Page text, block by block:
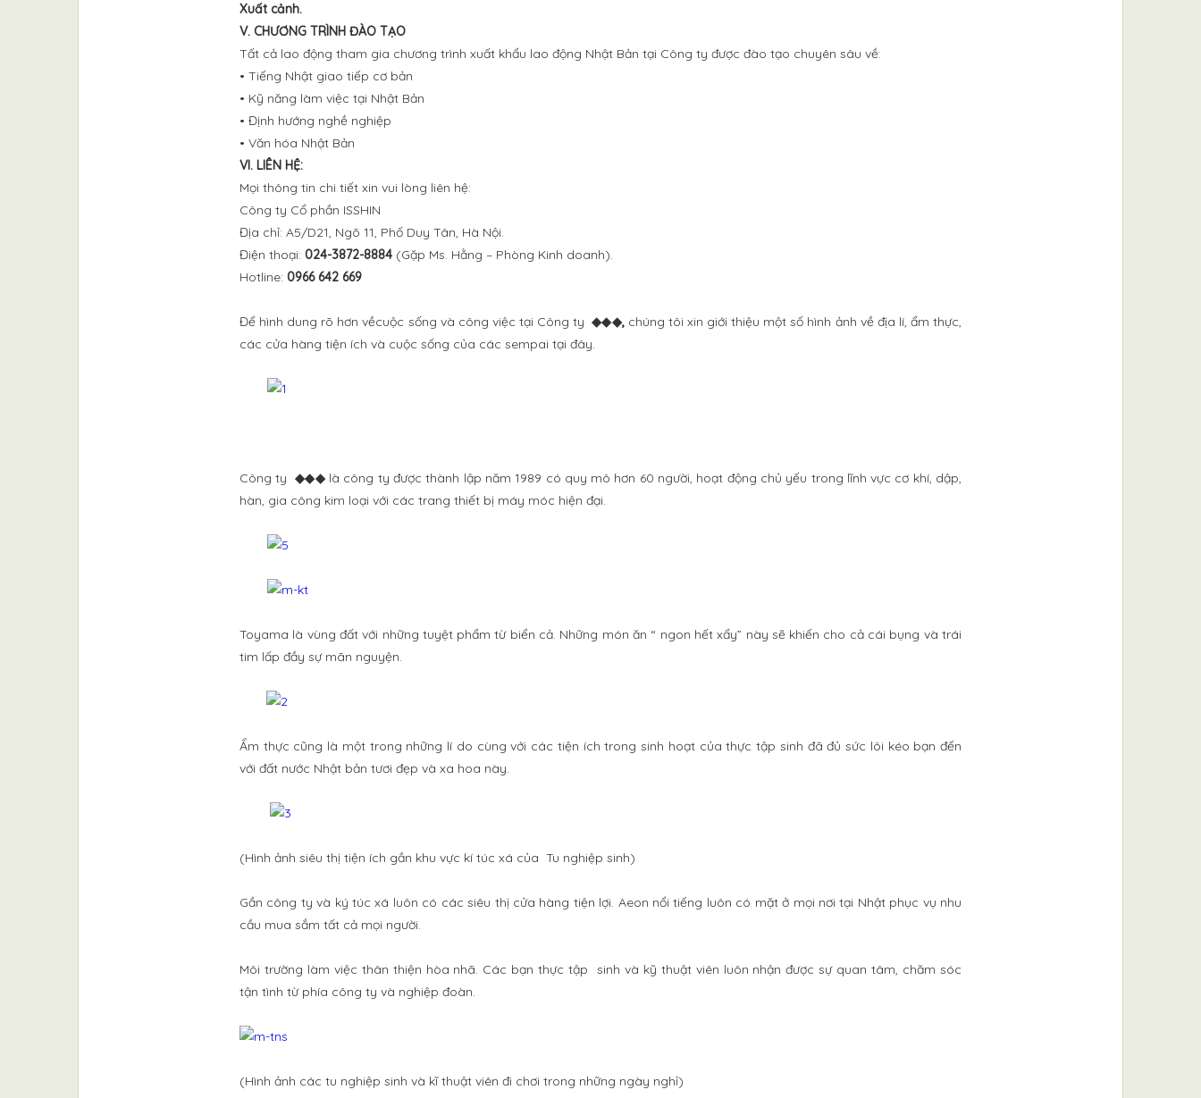
Xuất cảnh.
V. CHƯƠNG TRÌNH ĐÀO TẠO
Tất cả lao động tham gia chương trình xuất khẩu lao động Nhật Bản tại Công ty được đào tạo chuyên sâu về:
• Tiếng Nhật giao tiếp cơ bản
• Kỹ năng làm việc tại Nhật Bản
• Định hướng nghề nghiệp
• Văn hóa Nhật Bản
VI. LIÊN HỆ:
Mọi thông tin chi tiết xin vui lòng liên hệ:
Công ty Cổ phần ISSHIN
Địa chỉ: A5/D21, Ngõ 11, Phố Duy Tân, Hà Nội.
Điện thoại: 024-3872-8884 (Gặp Ms. Hằng – Phòng Kinh doanh).
Hotline: 0966 642 669
Để hình dung rõ hơn vềcuộc sống và công việc tại Công ty ◆◆◆, chúng tôi xin giới thiệu một số hình ảnh về địa lí, ẩm thực,
các cửa hàng tiện ích và cuộc sống của các sempai tại đây.
Công ty ◆◆◆là công ty được thành lập năm 1989 có quy mô hơn 60 người, hoạt động chủ yếu trong lĩnh vực cơ khí, dập,
hàn, gia công kim loại với các trang thiết bị máy móc hiện đại.
Toyama là vùng đất với những tuyệt phẩm từ biển cả. Những món ăn “ ngon hết xẩy” này sẽ khiến cho cả cái bụng và trái
tim lấp đầy sự mãn nguyện.
Ẩm thực cũng là một trong những lí do cùng với các tiện ích trong sinh hoạt của thực tập sinh đã đủ sức lôi kéo bạn đến
với đất nước Nhật bản tươi đẹp và xa hoa này.
(Hình ảnh siêu thị tiện ích gần khu vực kí túc xá của Tu nghiệp sinh)
Gần công ty và ký túc xá luôn có các siêu thị cửa hàng tiện lợi. Aeon nổi tiếng luôn có mặt ở mọi nơi tại Nhật phục vụ nhu
cầu mua sắm tất cả mọi người.
Môi trường làm việc thân thiện hòa nhã. Các bạn thực tập sinh và kỹ thuật viên luôn nhận được sự quan tâm, chăm sóc
tận tình từ phía công ty và nghiệp đoàn.
(Hình ảnh các tu nghiệp sinh và kĩ thuật viên đi chơi trong những ngày nghỉ)